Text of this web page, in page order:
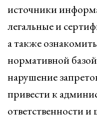
источники
легальные и
а также
нормативной
нарушение
привести к
ответственности